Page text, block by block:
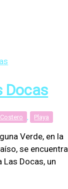
Docas
Playa
Verde, en la
se encuentra
Las Docas, un